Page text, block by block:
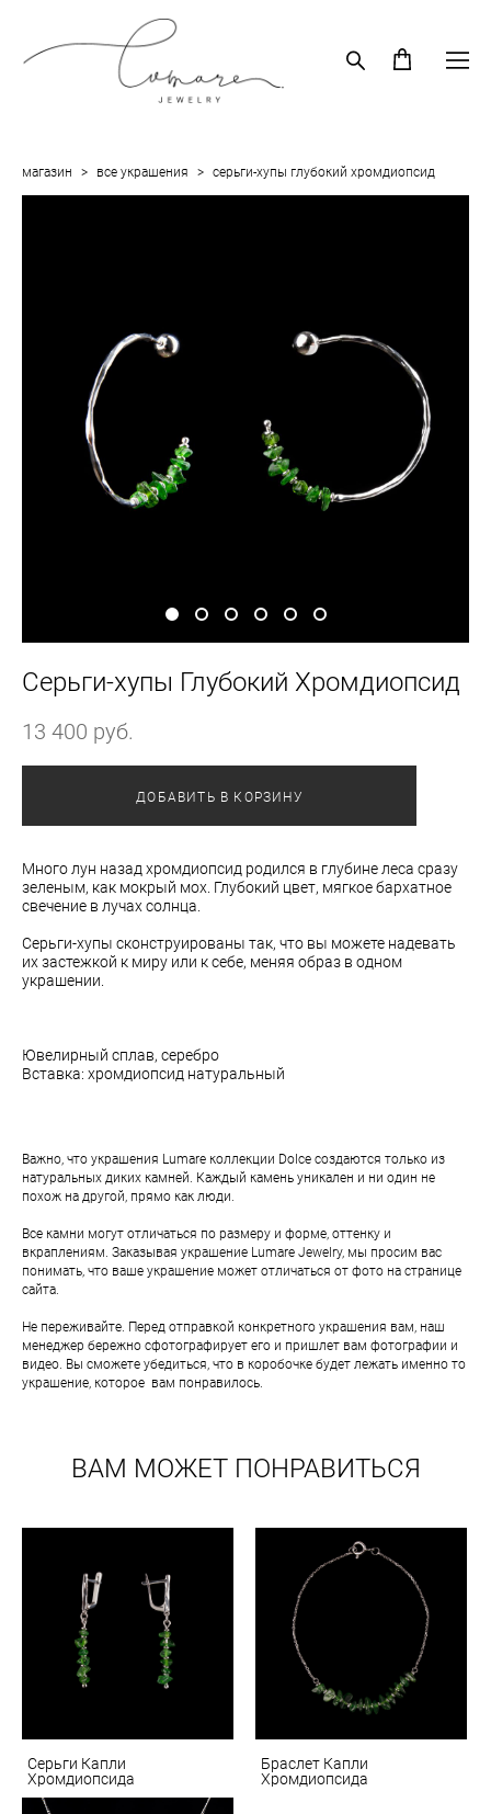
магазин > все украшения > серьги-хупы глубокий хромдиопсид
Серьги-хупы Глубокий Хромдиопсид
13 400 pуб.
ДОБАВИТЬ В КОРЗИНУ
Много лун назад хромдиопсид родился в глубине леса сразу
зеленым, как мокрый мох. Глубокий цвет, мягкое бархатное
свечение в лучах солнца.
Серьги-хупы сконструированы так, что вы можете надевать
их застежкой к миру или к себе, меняя образ в одном
украшении.
Ювелирный сплав, серебро
Вставка: хромдиопсид натуральный
Важно, что украшения Lumare коллекции Dolce создаются только из
натуральных диких камней. Каждый камень уникален и ни один не
похож на другой, прямо как люди.
Все камни могут отличаться по размеру и форме, оттенку и
вкраплениям. Заказывая украшение Lumare Jewelry, мы просим вас
понимать, что ваше украшение может отличаться от фото на странице
сайта.
Не переживайте. Перед отправкой конкретного украшения вам, наш
менеджер бережно сфотографирует его и пришлет вам фотографии и
видео. Вы сможете убедиться, что в коробочке будет лежать именно то
украшение, которое вам понравилось.
ВАМ МОЖЕТ ПОНРАВИТЬСЯ
Серьги Капли
Хромдиопсида
Браслет Капли
Хромдиопсида